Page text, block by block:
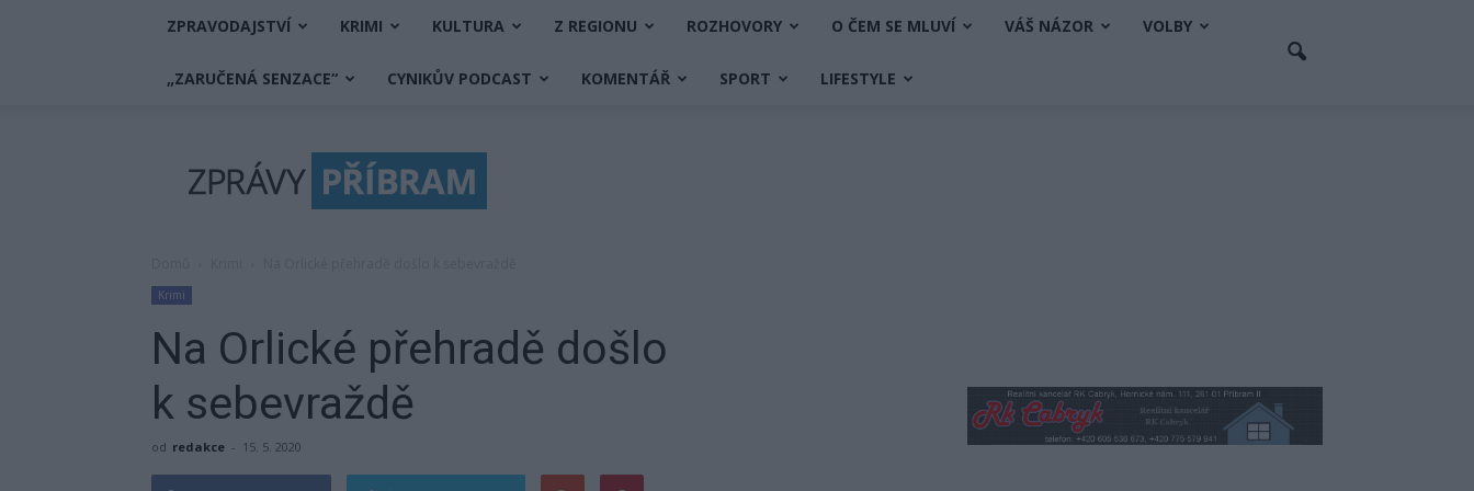
ZPRAVODAJSTVÍ KRIMI KULTURA Z REGIONU ROZHOVORY O ČEM SE MLUVÍ VÁŠ NÁZOR VOLBY
„ZARUČENÁ SENZACE“ CYNIKŮV PODCAST KOMENTÁŘ SPORT LIFESTYLE
Příbram
Krimi
Na Orlické přehradě došlo
k sebevraždě
od redakce - 15. 5. 2020